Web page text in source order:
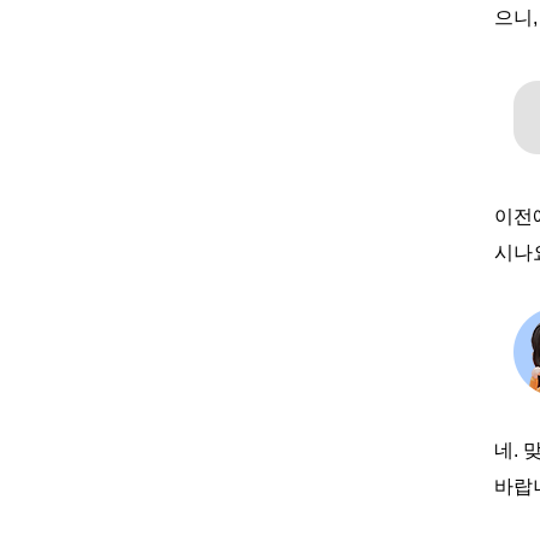
으니
이전
시나
네.
바랍